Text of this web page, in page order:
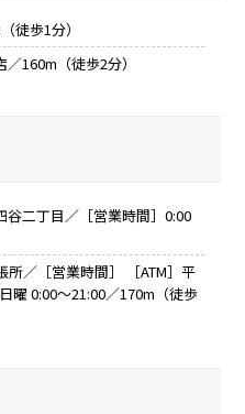
徒歩1分）
160m（徒歩2分）
二丁目／［営業時間］0:00
所／［営業時間］ ［ATM］平
曜 0:00～21:00／170m（徒歩